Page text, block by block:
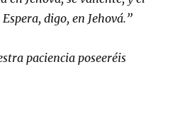
digo, en Jehová.”
paciencia poseeréis